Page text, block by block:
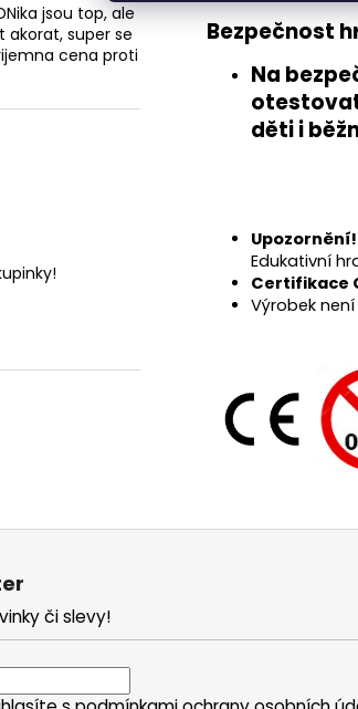
jsou top, ale
akorat, super se
cena proti
Bezpečnost
Na
děti i
Upozornění!
Edukativní
Certifikace
Výrobek
či slevy!